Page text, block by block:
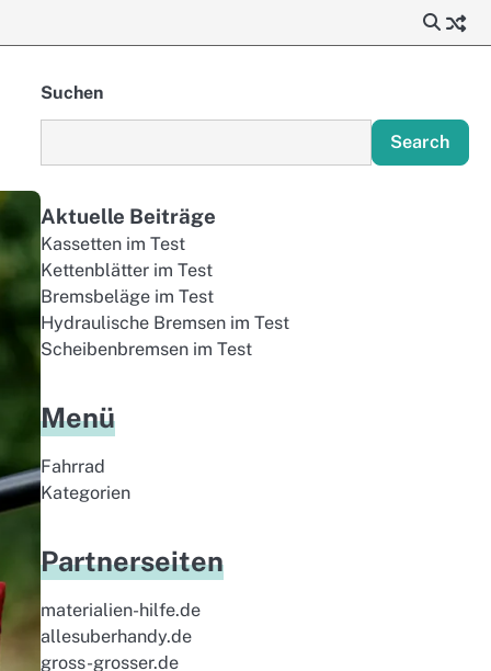
Suchen
Search
Aktuelle Beiträge
Kassetten im Test
Kettenblätter im Test
Bremsbeläge im Test
Hydraulische Bremsen im Test
Scheibenbremsen im Test
Menü
Fahrrad
Kategorien
Partnerseiten
materialien-hilfe.de
allesuberhandy.de
gross-grosser.de